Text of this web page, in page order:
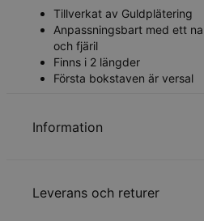
Tillverkat av Guldplätering
Anpassningsbart med ett
och fjäril
Finns i 2 längder
Första bokstaven är versal
Information
Kedjetyp
Leverans och returer